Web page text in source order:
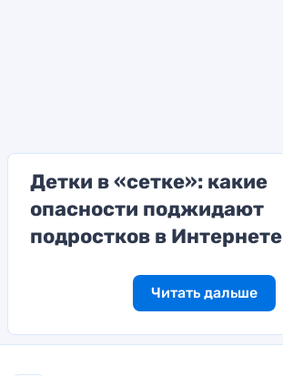
Детки в «сетке»: какие
опасности поджидают
подростков в Интернете
Читать дальше